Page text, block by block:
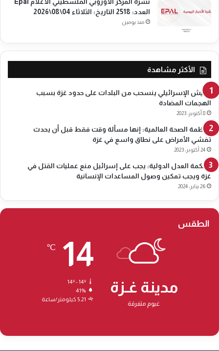
العدد: 2518 التاريخ: الثلاثاء 04\08\2026
منذ يومين
الأكثر مشاهدة
الجيش الإسرائيلي ينسحب من البلدات على حدود غزة بسبب
الهجمات المضادة
8 أكتوبر، 2023
منظمة الصحة العالمية: إنها مسألة وقت فقط قبل أن يحدث
تفشي الأمراض على نطاق واسع في غزة
24 أكتوبر، 2023
محكمة العدل الدولية: يجب على إسرائيل منع عمليات القتل في
غزة ويجب تمكين وصول المساعدات الإنسانية
26 يناير، 2024
الطقس
مدينة غـزة
غيوم متفرقة
14
℃
14º - 14º
41%
5.21 كيلومتر/ساعة